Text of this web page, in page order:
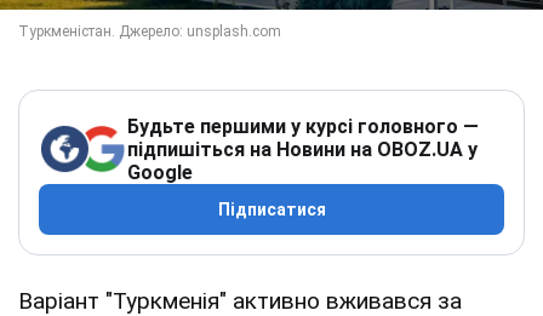
Будьте першими у курсі головного —
підпишіться на Новини на OBOZ.UA у
Google
Підписатися
Варіант "Туркменія" активно вживався за